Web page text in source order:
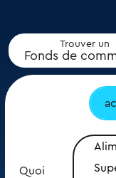
Trouver un
Fonds de
Quoi